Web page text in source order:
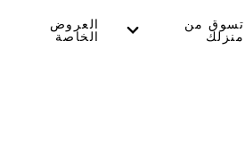
تسوق من
منزلك
العروض
الخاصة